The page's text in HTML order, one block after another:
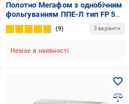
Полотно Мегафом з однобічним
фольгуванням ППЕ-Л тип FP 5
мм
9 3 варіанти
Немає в наявності